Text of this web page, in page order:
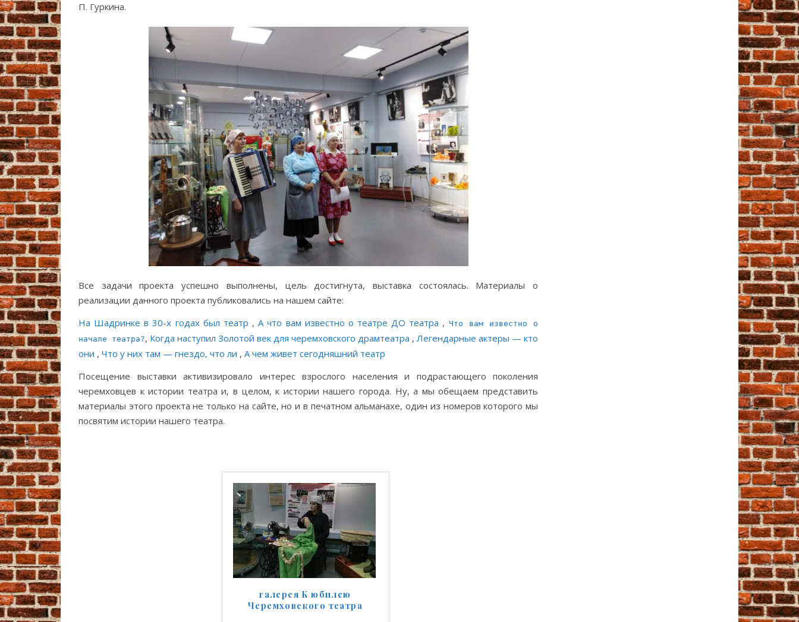
П. Гуркина.
Все задачи проекта успешно выполнены, цель достигнута, выставка состоялась. Материалы о
реализации данного проекта публиковались на нашем сайте:
На Шадринке в 30-х годах был театр ,А что вам известно о театре ДО театра , Что вам известно о
начале театра?, Когда наступил Золотой век для черемховского драмтеатра , Легендарные актеры — кто
они , Что у них там — гнездо, что ли , А чем живет сегодняшний театр
Посещение выставки активизировало интерес взрослого населения и подрастающего поколения
черемховцев к истории театра и, в целом, к истории нашего города. Ну, а мы обещаем представить
материалы этого проекта не только на сайте, но и в печатном альманахе, один из номеров которого мы
посвятим истории нашего театра.
галерея К юбилею
Черемховского театра